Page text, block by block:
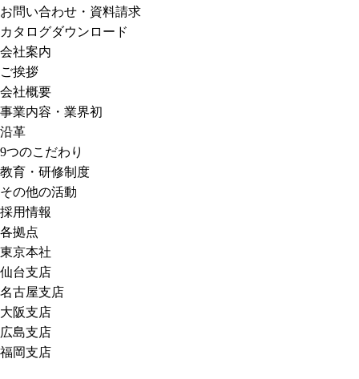
お問い合わせ・資料請求
カタログダウンロード
会社案内
ご挨拶
会社概要
事業内容・業界初
沿革
9つのこだわり
教育・研修制度
その他の活動
採用情報
各拠点
東京本社
仙台支店
名古屋支店
大阪支店
広島支店
福岡支店